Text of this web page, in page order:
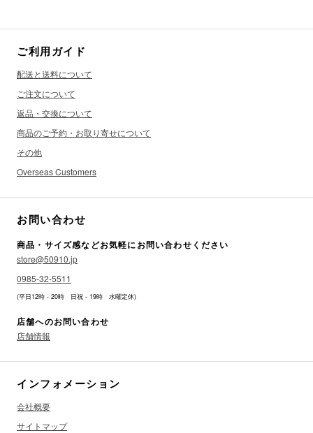
ご利用ガイド
配送と送料について
ご注文について
返品・交換について
商品のご予約・お取り寄せについて
その他
Overseas Customers
お問い合わせ
商品・サイズ感などお気軽にお問い合わせください
store@50910.jp
0985-32-5511
(平日12時 - 20時 日祝 - 19時 水曜定休)
店舗へのお問い合わせ
店舗情報
インフォメーション
会社概要
サイトマップ